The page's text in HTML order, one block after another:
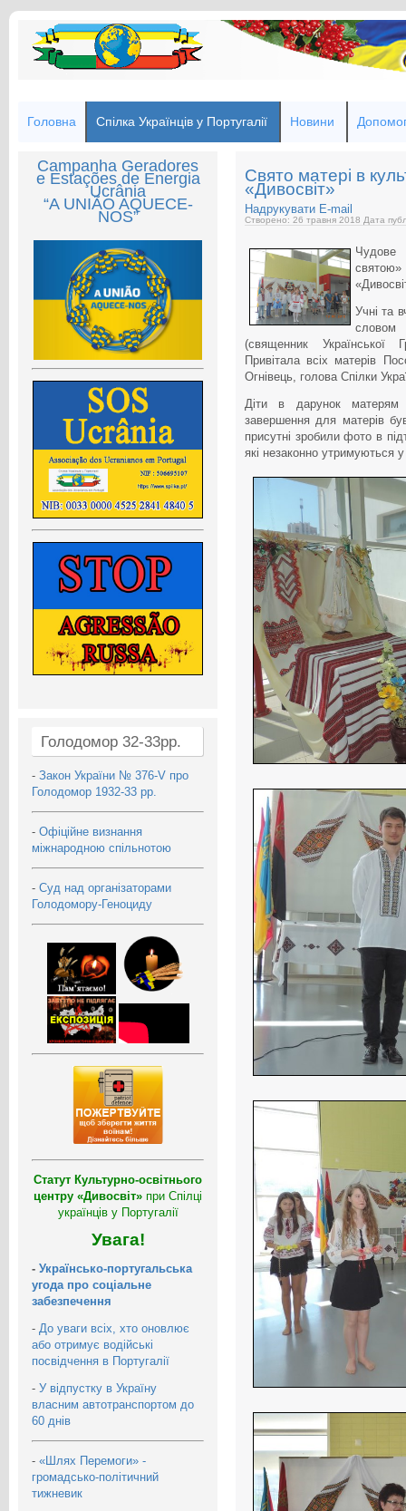
Головна Спілка Українців у Португалії Новини
Campanha Geradores
e Estações de Energia
Ucrânia
“A UNIÃO AQUECE-
NOS”
Голодомор 32-33рр.
- Закон України № 376-V про
Голодомор 1932-33 рр.
- Офіційне визнання
міжнародною спільнотою
- Суд над організаторами
Голодомору-Геноциду
Статут Культурно-освітнього
центру «Дивосвіт» при Спілці
українців у Португалії
Увага!
- Українсько-португальська
угода про соціальне
забезпечення
- До уваги всіх, хто оновлює
або отримує водійські
посвідчення в Португалії
- У відпустку в Україну
власним автотранспортом до
60 днів
- «Шлях Перемоги» -
громадсько-політичний
тижневик
Свято матері в
«Дивосвіт»
Надрукувати E-mail
Створено: 26 травня 2018 Дата
Чудове
святою»
Учні та
словом
(священник Української
Привітала всіх матерів
Огнівець, голова Спілки
Діти в дарунок матерям
завершення для матерів
присутні зробили фото в
які незаконно утримуються